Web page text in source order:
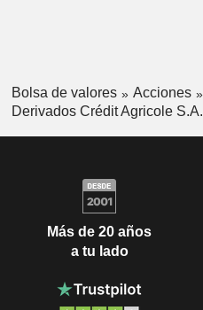
Bolsa de valores Acciones
Derivados Crédit Agricole S.A.
Más de 20 años
a tu lado